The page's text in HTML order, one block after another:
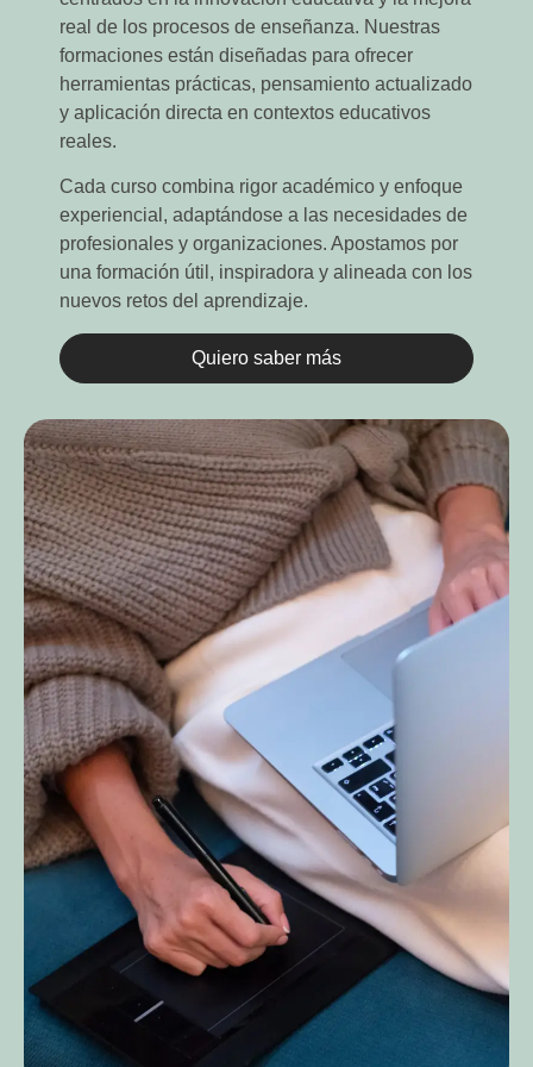
real de los procesos de enseñanza. Nuestras
formaciones están diseñadas para ofrecer
herramientas prácticas, pensamiento actualizado
y aplicación directa en contextos educativos
reales.
Cada curso combina rigor académico y enfoque
experiencial, adaptándose a las necesidades de
profesionales y organizaciones. Apostamos por
una formación útil, inspiradora y alineada con los
nuevos retos del aprendizaje.
Quiero saber más